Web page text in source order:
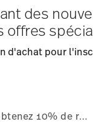
pour la
pour les articles
: Nous livrons
par e-mail dès
utiliser notre
des
offres
d'achat pour